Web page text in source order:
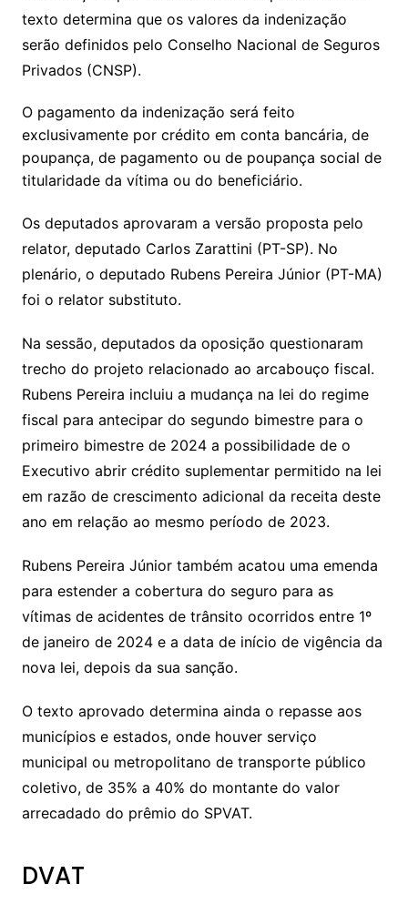
texto determina que os valores da indenização
serão definidos pelo Conselho Nacional de Seguros
Privados (CNSP).
O pagamento da indenização será feito
exclusivamente por crédito em conta bancária, de
poupança, de pagamento ou de poupança social de
titularidade da vítima ou do beneficiário.
Os deputados aprovaram a versão proposta pelo
relator, deputado Carlos Zarattini (PT-SP). No
plenário, o deputado Rubens Pereira Júnior (PT-MA)
foi o relator substituto.
Na sessão, deputados da oposição questionaram
trecho do projeto relacionado ao arcabouço fiscal.
Rubens Pereira incluiu a mudança na lei do regime
fiscal para antecipar do segundo bimestre para o
primeiro bimestre de 2024 a possibilidade de o
Executivo abrir crédito suplementar permitido na lei
em razão de crescimento adicional da receita deste
ano em relação ao mesmo período de 2023.
Rubens Pereira Júnior também acatou uma emenda
para estender a cobertura do seguro para as
vítimas de acidentes de trânsito ocorridos entre 1º
de janeiro de 2024 e a data de início de vigência da
nova lei, depois da sua sanção.
O texto aprovado determina ainda o repasse aos
municípios e estados, onde houver serviço
municipal ou metropolitano de transporte público
coletivo, de 35% a 40% do montante do valor
arrecadado do prêmio do SPVAT.
DVAT